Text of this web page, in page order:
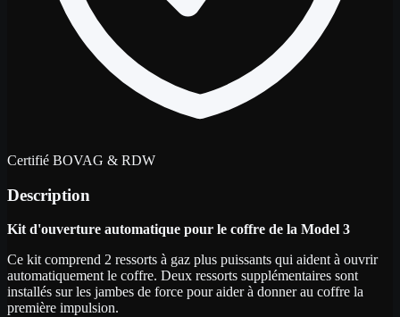
Certifié BOVAG & RDW
Description
Kit d'ouverture automatique pour le coffre de la Model 3
Ce kit comprend 2 ressorts à gaz plus puissants qui aident à ouvrir
automatiquement le coffre. Deux ressorts supplémentaires sont
installés sur les jambes de force pour aider à donner au coffre la
première impulsion.